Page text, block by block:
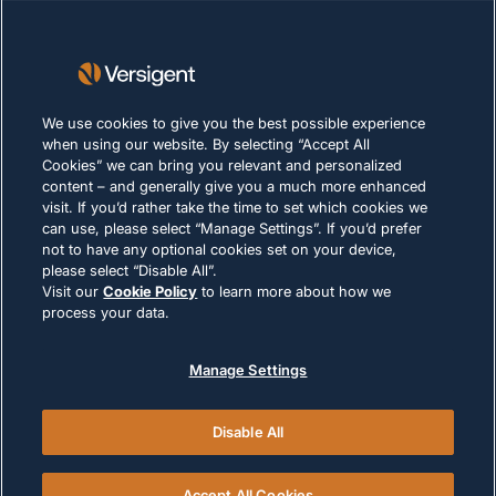
DATENSCHUTZERKLÄRUNG
Impressum
Nutzungsbedingungen
Cookie-Richtlinie
RECHTLICHE HINWEISE UND
© 2026 Versigent. All rights reserved
We use cookies to give you the best possible experience
when using our website. By selecting “Accept All
Cookies” we can bring you relevant and personalized
content – and generally give you a much more enhanced
visit. If you’d rather take the time to set which cookies we
can use, please select “Manage Settings”. If you’d prefer
not to have any optional cookies set on your device,
please select “Disable All”.
Visit ourCookie Policy to learn more about how we
process your data.
Manage Settings
Disable All